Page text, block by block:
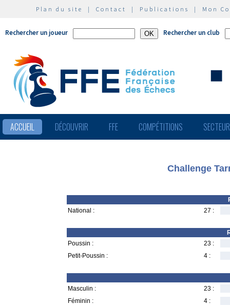
Plan du site | Contact | Publications | Mon
Rechercher un joueur Rechercher un club
ACCUEIL DÉCOUVRIR FFE COMPÉTITIONS
Challenge
National :
27 :
Poussin :
23 :
Petit-Poussin :
4 :
Masculin :
23 :
Féminin :
4 :